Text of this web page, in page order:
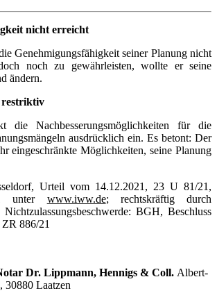
nicht erreicht
Genehmigungsfähigkeit seiner Planung nicht
noch zu gewährleisten, wollte er seine
ändern.
restriktiv
die Nachbesserungsmöglichkeiten für die
ausdrücklich ein. Es betont: Der
eingeschränkte Möglichkeiten, seine Planung
Urteil vom 14.12.2021, 23 U 81/21,
unter www.iww.de; rechtskräftig durch
BGH, Beschluss
886/21
Dr. Lippmann, Hennigs & Coll. Albert-
30880 Laatzen